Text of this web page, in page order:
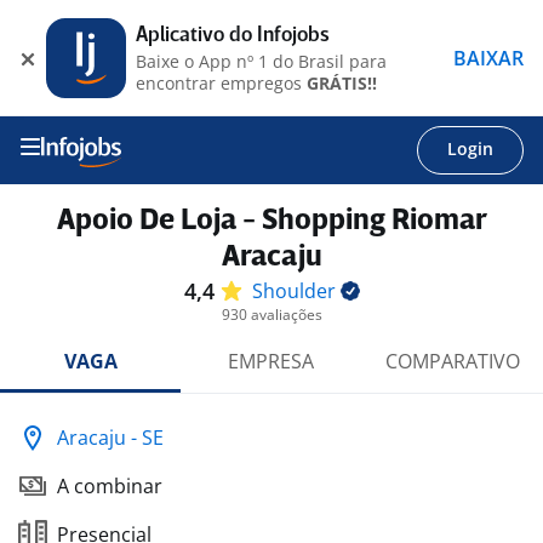
Login
Apoio De Loja - Shopping Riomar
Aracaju
4,4 Shoulder
930 avaliações
VAGA EMPRESA COMPARATIVO
Aracaju - SE
A combinar
Presencial
Aplicativo do Infojobs
Baixe o App nº 1 do Brasil para
encontrar empregos GRÁTIS!!
BAIXAR